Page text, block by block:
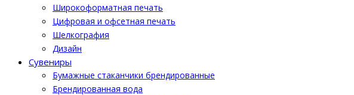
Широкоформатная печать
Цифровая и офсетная печать
Шелкография
Дизайн
Cувениры
Бумажные стаканчики брендированные
Брендированная вода